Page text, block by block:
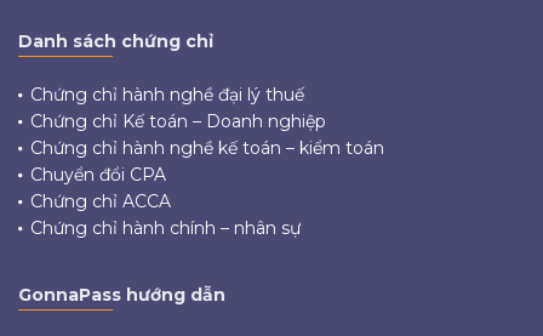
Danh sách chứng chỉ
Chứng chỉ hành nghề đại lý thuế
Chứng chỉ Kế toán – Doanh nghiệp
Chứng chỉ hành nghề kế toán – kiểm toán
Chuyển đổi CPA
Chứng chỉ ACCA
Chứng chỉ hành chính – nhân sự
GonnaPass hướng dẫn